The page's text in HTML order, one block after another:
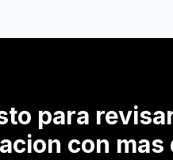
para
con mas